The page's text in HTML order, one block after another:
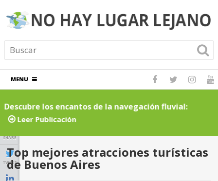
MENU
Descubre los encantos de la navegación fluvial:
cruceros por ríos inolvidables
Leer Publicación
SHARE
TWEET
Top mejores atracciones turísticas
de Buenos Aires